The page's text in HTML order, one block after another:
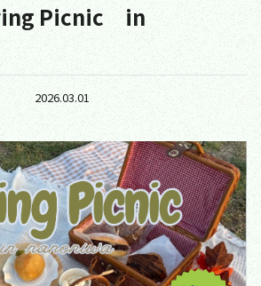
Picnic in
2026.03.01